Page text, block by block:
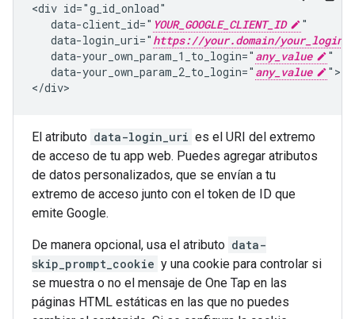
<div id="g_id_onload"
   data-client_id="
YOUR_GOOGLE_CLIENT_ID
"
   data-login_uri="
https://your.domain/
   data-your_own_param_1_to_login="
any_value
"
   data-your_own_param_2_to_login="
any_value
">
El atributo data-login_uri es el URI del extremo
de acceso de tu app web. Puedes agregar atributos
de datos personalizados, que se envían a tu
extremo de acceso junto con el token de ID que
emite Google.
De manera opcional, usa el atributo data-
skip_prompt_cookie y una cookie para controlar si
se muestra o no el mensaje de One Tap en las
páginas HTML estáticas en las que no puedes